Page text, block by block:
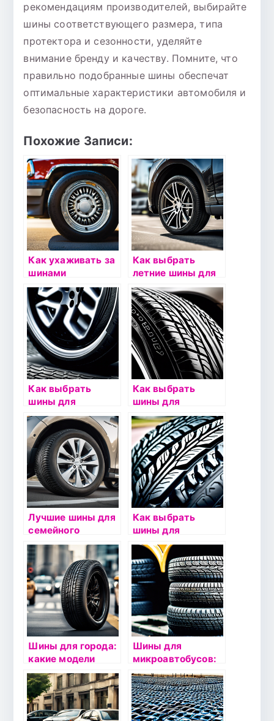
рекомендациям производителей, выбирайте
шины соответствующего размера, типа
протектора и сезонности, уделяйте
внимание бренду и качеству. Помните, что
правильно подобранные шины обеспечат
оптимальные характеристики автомобиля и
безопасность на дороге.
Похожие Записи:
Как ухаживать за
шинами
автомобиля:
советы и
рекомендации
Как выбрать
летние шины для
автомобиля?
Как выбрать
шины для
автомобиля с
АКПП:
рекомендации
Как выбрать
шины для
экономичной
езды:
рекомендации
Лучшие шины для
семейного
автомобиля: какие
выбрать?
Как выбрать
шины для
автомобиля с
АКПП:
рекомендации
Шины для города:
какие модели
выбрать?
Шины для
микроавтобусов:
особенности
выбора и
эксплуатации